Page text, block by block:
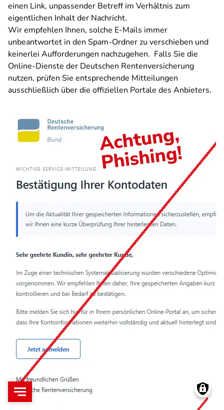
einen Link, unpassender Betreff im Verhältnis zum
eigentlichen Inhalt der Nachricht.
Wir empfehlen Ihnen, solche E-Mails immer
unbeantwortet in den Spam-Ordner zu verschieben und
keinerlei Aufforderungen nachzugehen. Falls Sie die
Online-Dienste der Deutschen Rentenversicherung
nutzen, prüfen Sie entsprechende Mitteilungen
ausschließlich über die offiziellen Portale des Anbieters.